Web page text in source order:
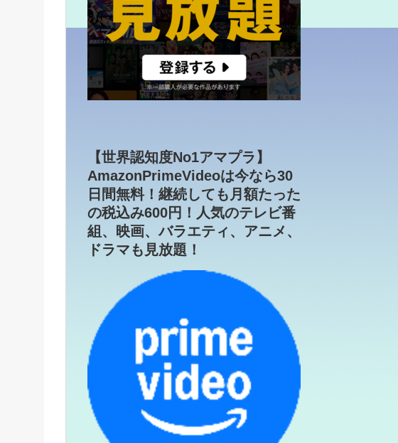
【世界認知度No1アマプラ】
AmazonPrimeVideoは今なら30
日間無料！継続しても月額たった
の税込み600円！人気のテレビ番
組、映画、バラエティ、アニメ、
ドラマも見放題！